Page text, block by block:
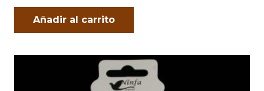
Añadir al carrito